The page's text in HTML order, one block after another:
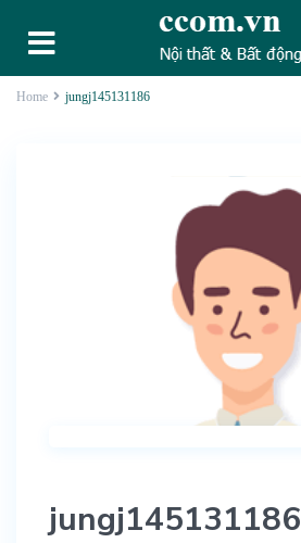
Home jungj145131186
jungj145131186